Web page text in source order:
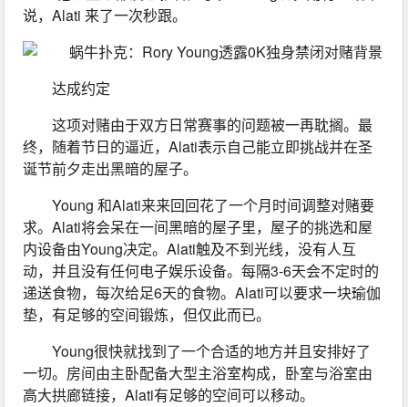
说，Alati 来了一次秒跟。
达成约定
这项对赌由于双方日常赛事的问题被一再耽搁。最
终，随着节日的逼近，Alati表示自己能立即挑战并在圣
诞节前夕走出黑暗的屋子。
Young 和Alati来来回回花了一个月时间调整对赌要
求。Alati将会呆在一间黑暗的屋子里，屋子的挑选和屋
内设备由Young决定。Alati触及不到光线，没有人互
动，并且没有任何电子娱乐设备。每隔3-6天会不定时的
递送食物，每次给足6天的食物。Alati可以要求一块瑜伽
垫，有足够的空间锻炼，但仅此而已。
Young很快就找到了一个合适的地方并且安排好了
一切。房间由主卧配备大型主浴室构成，卧室与浴室由
高大拱廊链接，Alati有足够的空间可以移动。